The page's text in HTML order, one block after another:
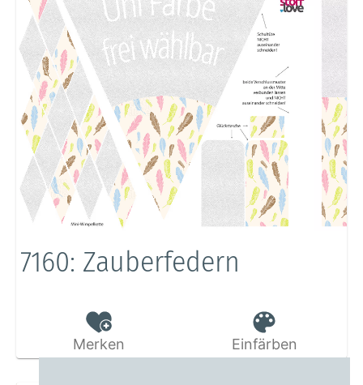
7160: Zauberfedern
Merken Einfärben